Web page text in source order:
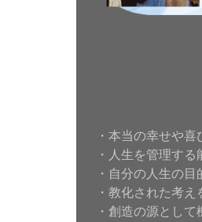
・本当の幸せや
・人生を管理す
・自分の人生の
・教化された考
・創造の源とし